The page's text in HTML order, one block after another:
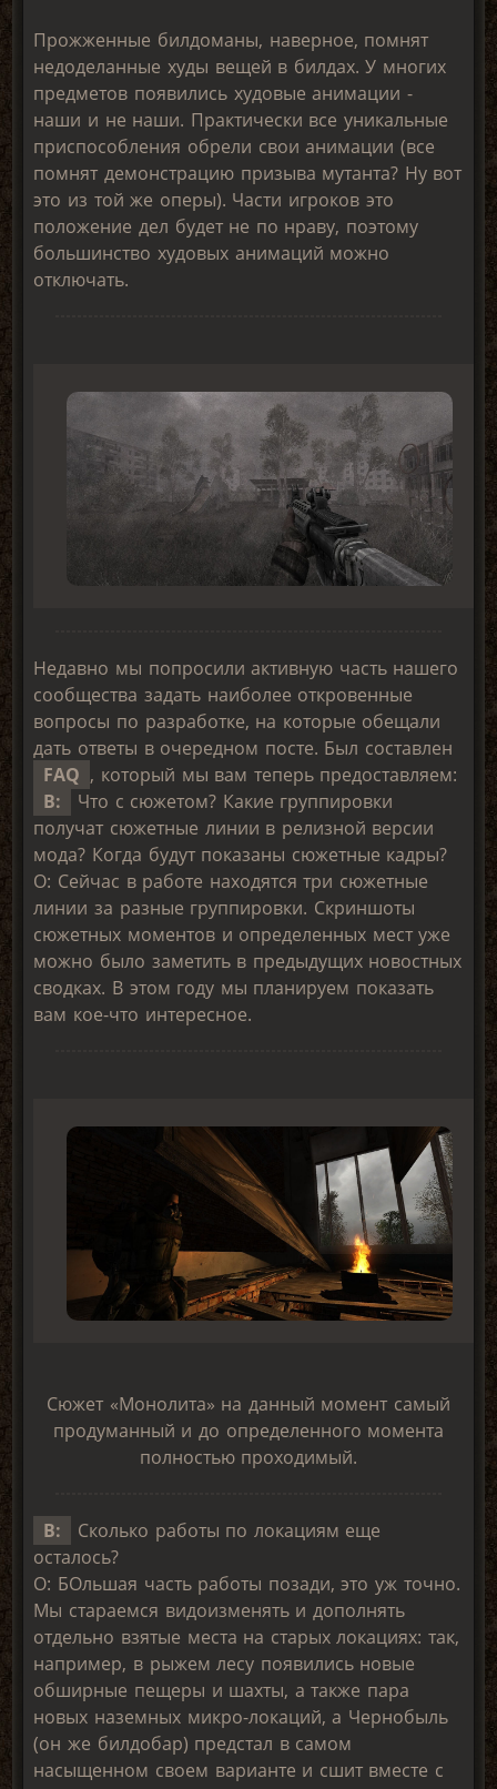
Прожженные билдоманы, наверное, помнят
недоделанные худы вещей в билдах. У многих
предметов появились худовые анимации -
наши и не наши. Практически все уникальные
приспособления обрели свои анимации (все
помнят демонстрацию призыва мутанта? Ну вот
это из той же оперы). Части игроков это
положение дел будет не по нраву, поэтому
большинство худовых анимаций можно
отключать.
Недавно мы попросили активную часть нашего
сообщества задать наиболее откровенные
вопросы по разработке, на которые обещали
дать ответы в очередном посте. Был составлен
FAQ , который мы вам теперь предоставляем:
В:
Что с сюжетом? Какие группировки
получат сюжетные линии в релизной версии
мода? Когда будут показаны сюжетные кадры?
О: Сейчас в работе находятся три сюжетные
линии за разные группировки. Скриншоты
сюжетных моментов и определенных мест уже
можно было заметить в предыдущих новостных
сводках. В этом году мы планируем показать
вам кое-что интересное.
Сюжет «Монолита» на данный момент самый
продуманный и до определенного момента
полностью проходимый.
В:
Сколько работы по локациям еще
осталось?
О: БОльшая часть работы позади, это уж точно.
Мы стараемся видоизменять и дополнять
отдельно взятые места на старых локациях: так,
например, в рыжем лесу появились новые
обширные пещеры и шахты, а также пара
новых наземных микро-локаций, а Чернобыль
(он же билдобар) предстал в самом
насыщенном своем варианте и сшит вместе с